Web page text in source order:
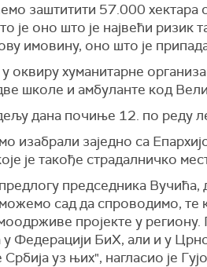
заштитити 57.000 хектара
је оно што је највећи ризик
имовину, оно што је
оквиру хуманитарне
школе и амбуланте код
дана почиње 12. по реду
изабрали заједно са
је такође страдалничко
председника
можемо сад да спроводимо,
пројекте у
Федерацији БиХ, али и у
Србија уз њих", нагласио је